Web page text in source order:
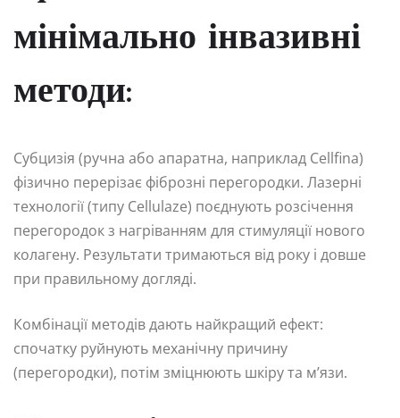
мінімально інвазивні
методи:
Субцизія (ручна або апаратна, наприклад Cellfina)
фізично перерізає фіброзні перегородки. Лазерні
технології (типу Cellulaze) поєднують розсічення
перегородок з нагріванням для стимуляції нового
колагену. Результати тримаються від року і довше
при правильному догляді.
Комбінації методів дають найкращий ефект:
спочатку руйнують механічну причину
(перегородки), потім зміцнюють шкіру та м’язи.